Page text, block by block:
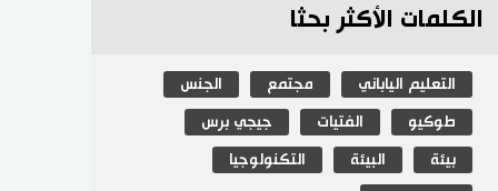
الكلمات الأكثر بحثا
التعليم الياباني مجتمع الجنس
طوكيو الفتيات جيجي برس
بيئة البيئة التكنولوجيا